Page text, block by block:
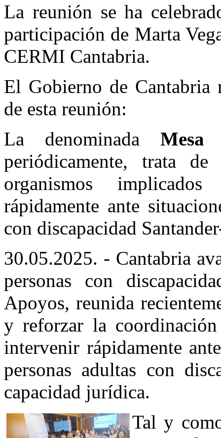
La reunión se ha
participación de Marta
CERMI Cantabria.
El Gobierno de Cantabria
de esta reunión:
La denominada Mesa
periódicamente, trata
organismos
rápidamente ante
con discapacidad
30.05.2025. - Cantabria
personas con
Apoyos, reunida
y reforzar la
intervenir rápidamente
personas adultas con
capacidad jurídica.
Tal y